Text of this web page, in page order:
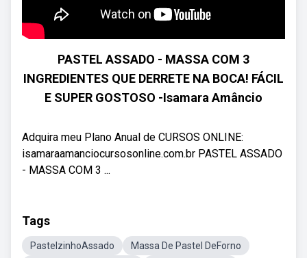
PASTEL ASSADO - MASSA COM 3
INGREDIENTES QUE DERRETE NA BOCA! FÁCIL
E SUPER GOSTOSO -Isamara Amâncio
Adquira meu Plano Anual de CURSOS ONLINE:
isamaraamanciocursosonline.com.br​ PASTEL ASSADO
- MASSA COM 3 ...
Tags
PastelzinhoAssado Massa De Pastel DeForno